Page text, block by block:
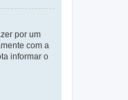
por um
com a
informar o